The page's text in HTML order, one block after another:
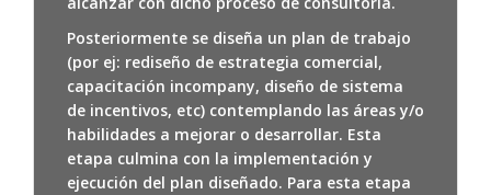
Posteriormente se diseña un plan de trabajo
(por ej: rediseño de estrategia comercial,
capacitación incompany, diseño de sistema
de incentivos, etc) contemplando las áreas y/o
habilidades a mejorar o desarrollar. Esta
etapa culmina con la implementación y
ejecución del plan diseñado. Para esta etapa